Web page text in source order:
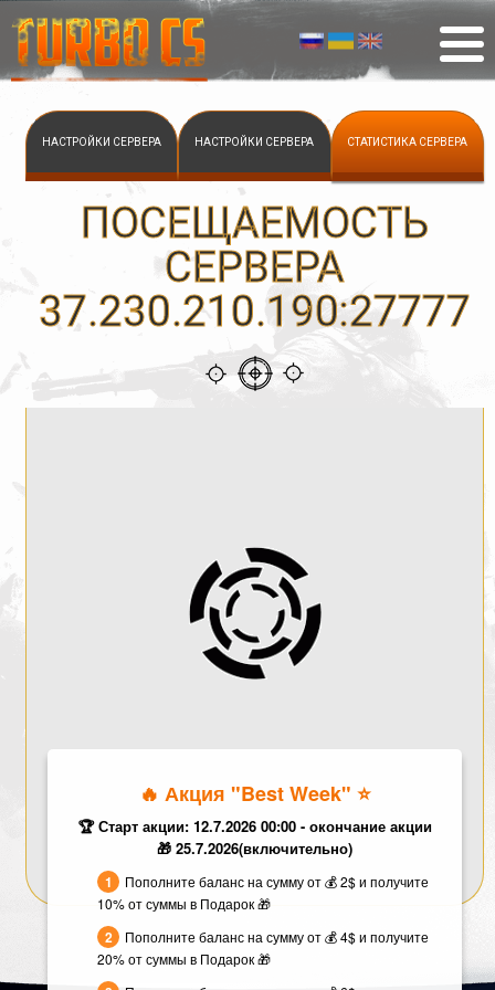
НАСТРОЙКИ СЕРВЕРА НАСТРОЙКИ СЕРВЕРА СТАТИСТИКА СЕРВЕРА
ПОСЕЩАЕМОСТЬ
СЕРВЕРА
37.230.210.190:27777
🔥 Акция "Best Week" ⭐️
🏆 Старт акции: 12.7.2026 00:00 - окончание акции
🎁 25.7.2026(включительно)
Пополните баланс на сумму от 💰 2$ и получите
10% от суммы в Подарок 🎁
Пополните баланс на сумму от 💰 4$ и получите
20% от суммы в Подарок 🎁